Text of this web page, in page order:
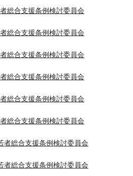
総合支援条例検討委員会
総合支援条例検討委員会
総合支援条例検討委員会
総合支援条例検討委員会
総合支援条例検討委員会
総合支援条例検討委員会
者総合支援条例検討委員会
者総合支援条例検討委員会